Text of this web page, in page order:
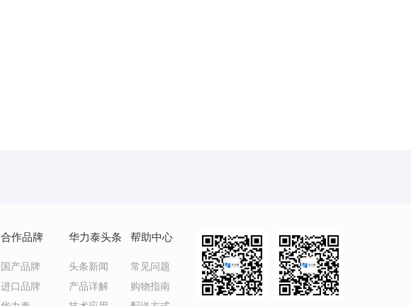
合作品牌
国产品牌
进口品牌
华力泰头条
头条新闻
产品详解
帮助中心
常见问题
购物指南